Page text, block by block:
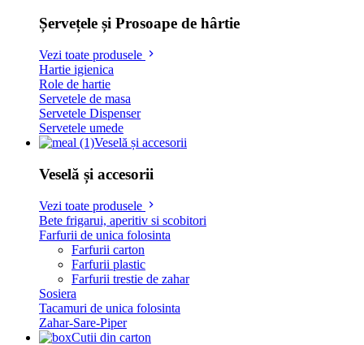
Șervețele și Prosoape de hârtie
Vezi toate produsele
Hartie igienica
Role de hartie
Servetele de masa
Servetele Dispenser
Servetele umede
Veselă și accesorii
Veselă și accesorii
Vezi toate produsele
Bete frigarui, aperitiv si scobitori
Farfurii de unica folosinta
Farfurii carton
Farfurii plastic
Farfurii trestie de zahar
Sosiera
Tacamuri de unica folosinta
Zahar-Sare-Piper
Cutii din carton